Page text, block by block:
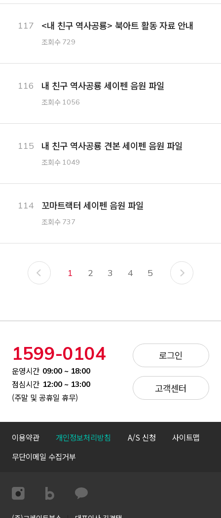
117 <내 친구 역사공룡> 북아트 활동 자료 안내
조회수 729
116 내 친구 역사공룡 세이펜 음원 파일
조회수 1056
115 내 친구 역사공룡 견본 세이펜 음원 파일
조회수 1049
114 꼬마트랙터 세이펜 음원 파일
조회수 737
1 2 3 4 5
1599-0104
운영시간 09:00 ~ 18:00
점심시간 12:00 ~ 13:00
(주말 및 공휴일 휴무)
로그인
고객센터
이용약관 개인정보처리방침 A/S 신청
사이트맵
무단이메일 수집거부